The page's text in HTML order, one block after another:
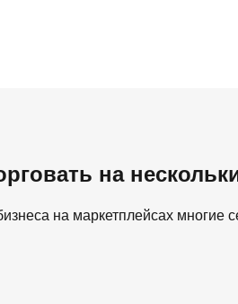
на
на маркетплейсах